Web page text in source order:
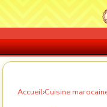
Accueil›Cuisine